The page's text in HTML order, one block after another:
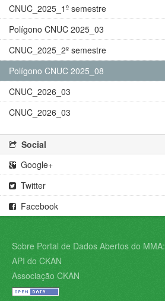
CNUC_2025_1º semestre
Polígono CNUC 2025_03
CNUC_2025_2º semestre
Polígono CNUC 2025_08
CNUC_2026_03
CNUC_2026_03
Social
Google+
Twitter
Facebook
Sobre Portal de Dados Abertos do MMA:
API do CKAN
Associação CKAN